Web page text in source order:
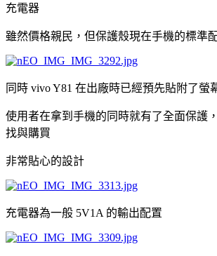
充電器
雖然價格親民，但保護殼現在手機的標準
同時 vivo Y81 在出廠時已經預先貼附了螢
使用者在拿到手機的同時就有了全面保護
找與購買
非常貼心的設計
充電器為一般 5V1A 的輸出配置